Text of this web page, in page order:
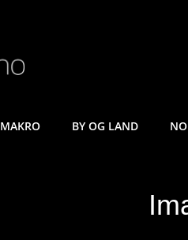
MAKRO BY OG LAND